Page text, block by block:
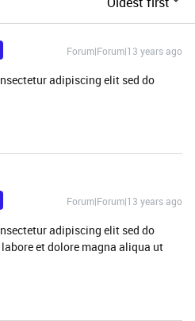
Forum|Forum|13 years ago
adipiscing elit sed do
Forum|Forum|13 years ago
adipiscing elit sed do
et dolore magna aliqua ut